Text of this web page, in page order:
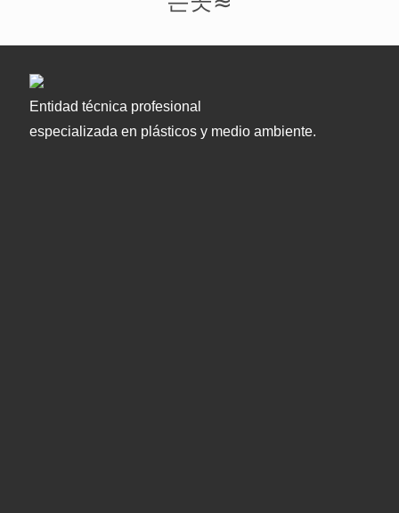
Entidad técnica profesional
especializada en plásticos y medio ambiente.